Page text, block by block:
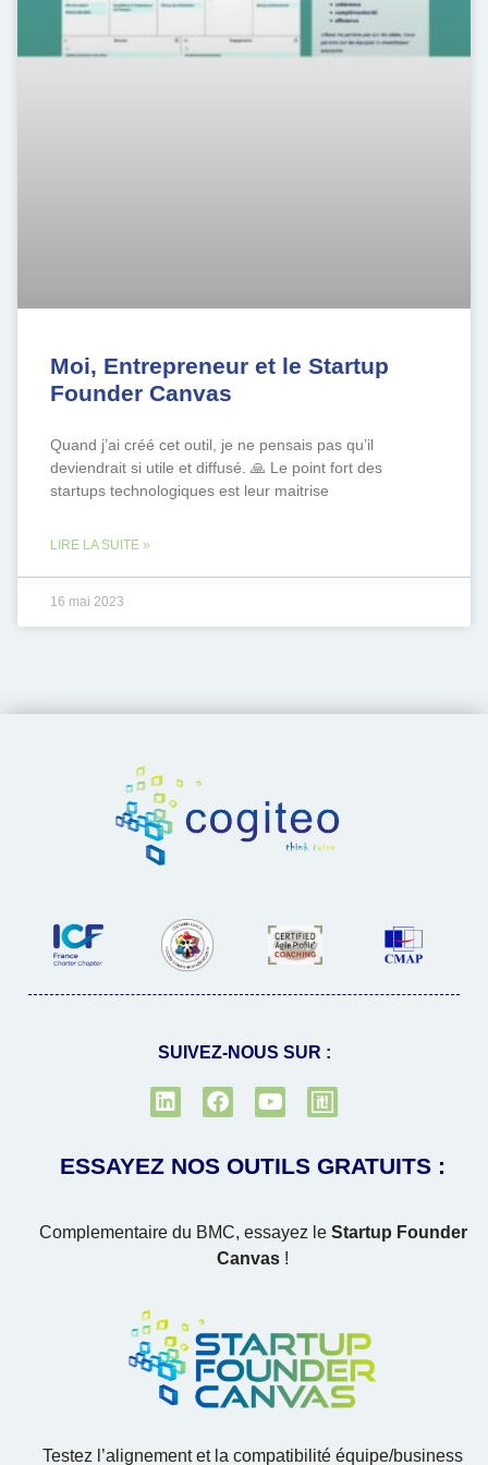
Moi, Entrepreneur et le Startup
Founder Canvas
Quand j’ai créé cet outil, je ne pensais pas qu’il
deviendrait si utile et diffusé. 🙏 Le point fort des
startups technologiques est leur maitrise
LIRE LA SUITE »
16 mai 2023
SUIVEZ-NOUS SUR :
ESSAYEZ NOS OUTILS GRATUITS :
Complementaire du BMC, essayez le Startup Founder
Canvas !
Testez l’alignement et la compatibilité équipe/business